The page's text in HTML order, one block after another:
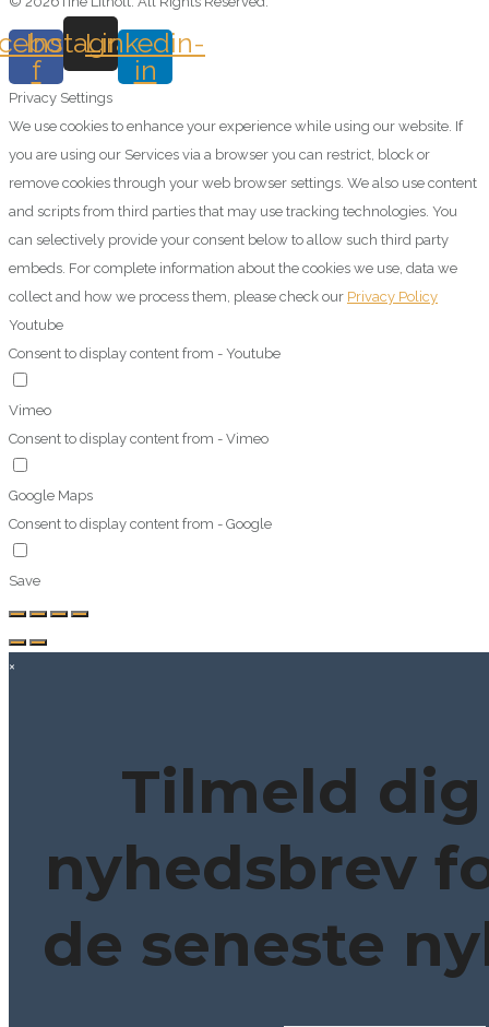
f
Instagram
Linkedin-
in
Privacy Settings
We use cookies to enhance your experience while using our website. If
you are using our Services via a browser you can restrict, block or
remove cookies through your web browser settings. We also use content
and scripts from third parties that may use tracking technologies. You
can selectively provide your consent below to allow such third party
embeds. For complete information about the cookies we use, data we
collect and how we process them, please check our Privacy Policy
Youtube
Consent to display content from - Youtube
Vimeo
Consent to display content from - Vimeo
Google Maps
Consent to display content from - Google
Save
×
Tilmeld
nyhedsbrev
de seneste